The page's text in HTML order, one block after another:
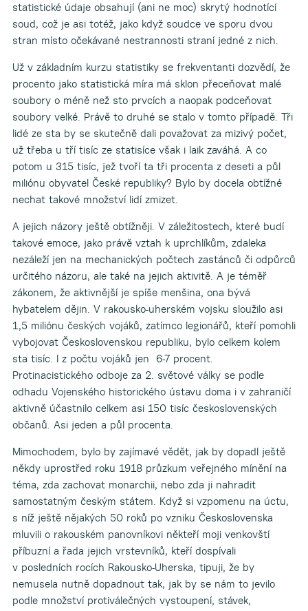
statistické údaje obsahují (ani ne moc) skrytý hodnotící
soud, což je asi totéž, jako když soudce ve sporu dvou
stran místo očekávané nestrannosti straní jedné z nich.
Už v základním kurzu statistiky se frekventanti dozvědí, že
procento jako statistická míra má sklon přeceňovat malé
soubory o méně než sto prvcích a naopak podceňovat
soubory velké. Právě to druhé se stalo v tomto případě. Tři
lidé ze sta by se skutečně dali považovat za mizivý počet,
už třeba u tří tisíc ze statisíce však i laik zaváhá. A co
potom u 315 tisíc, jež tvoří ta tři procenta z deseti a půl
miliónu obyvatel České republiky? Bylo by docela obtížné
nechat takové množství lidí zmizet.
A jejich názory ještě obtížněji. V záležitostech, které budí
takové emoce, jako právě vztah k uprchlíkům, zdaleka
nezáleží jen na mechanických počtech zastánců či odpůrců
určitého názoru, ale také na jejich aktivitě. A je téměř
zákonem, že aktivnější je spíše menšina, ona bývá
hybatelem dějin. V rakousko-uherském vojsku sloužilo asi
1,5 miliónu českých vojáků, zatímco legionářů, kteří pomohli
vybojovat Československou republiku, bylo celkem kolem
sta tisíc. I z počtu vojáků jen 6-7 procent.
Protinacistického odboje za 2. světové války se podle
odhadu Vojenského historického ústavu doma i v zahraničí
aktivně účastnilo celkem asi 150 tisíc československých
občanů. Asi jeden a půl procenta.
Mimochodem, bylo by zajímavé vědět, jak by dopadl ještě
někdy uprostřed roku 1918 průzkum veřejného mínění na
téma, zda zachovat monarchii, nebo zda ji nahradit
samostatným českým státem. Když si vzpomenu na úctu,
s níž ještě nějakých 50 roků po vzniku Československa
mluvili o rakouském panovníkovi někteří moji venkovští
příbuzní a řada jejich vrstevníků, kteří dospívali
v posledních rocích Rakousko-Uherska, tipuji, že by
nemusela nutně dopadnout tak, jak by se nám to jevilo
podle množství protiválečných vystoupení, stávek,